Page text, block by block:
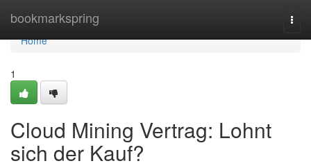
bookmarkspring
Home
Home
1
Cloud Mining Vertrag: Lohnt
sich der Kauf?